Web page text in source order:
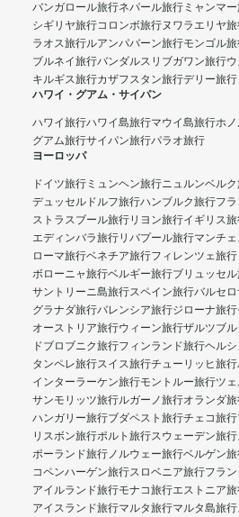
バンガロール旅行ネパール旅行 ミャンマ
シギリヤ旅行コロンボ旅行ヌワラエリヤ
ラオス旅行ルアンパバーン旅行モンゴル
ブルネイ旅行バンダルスリブガワン旅行
キルギス旅行カザフスタン旅行デリー旅行
ハワイ・グアム・サイパン
ハワイ旅行ハワイ島旅行マウイ島旅行ホ
グアム旅行サイパン旅行パラオ旅行
ヨーロッパ
ドイツ旅行 ミュンヘン旅行ニュルンベル
デュッセルドルフ旅行ハンブルク旅行フ
ストラスブール旅行リヨン旅行イギリス
エディンバラ旅行リバプール旅行マンチ
ローマ旅行ベネチア旅行フィレンツェ旅行
ボローニャ旅行ベルギー旅行ブリュッセ
サントリーニ島旅行スペイン旅行バルセ
グラナダ旅行バレンシア旅行ジローナ旅行
オーストリア旅行ウィーン旅行ザルツブ
ドブロブニク旅行フィンランド旅行ヘル
タンペレ旅行スイス旅行チューリッヒ旅行
インターラーケン旅行モントルー旅行ツ
サンモリッツ旅行ルガーノ旅行オランダ
ハンガリー旅行ブダペスト旅行チェコ旅行
リスボン旅行ポルト旅行スウェーデン旅行
ポーランド旅行ノルウェー旅行ベルゲン
コペンハーゲン旅行スロベニア旅行フラ
アイルランド旅行モナコ旅行エストニア
アイスランド旅行マルタ旅行マルタ島旅行